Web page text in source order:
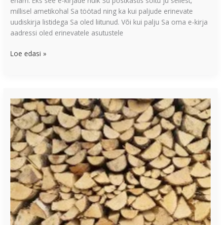
millisel ametikohal Sa töötad ning ka kui paljude erinevate
uudiskirja listidega Sa oled liitunud. Või kui palju Sa oma e-kirja
aadressi oled erinevatele asutustele
Loe edasi »
suur
eesmärk
tuleks
jagada
väiksemateks
osadeks?